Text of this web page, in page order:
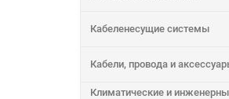
Кабеленесущие системы
Кабели, провода и
Климатические и